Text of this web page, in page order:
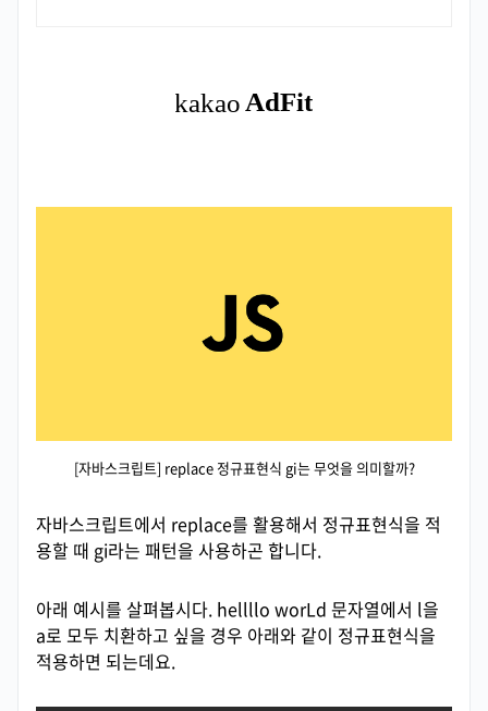
[자바스크립트] replace 정규표현식 gi는 무엇을 의미할까?
자바스크립트에서 replace를 활용해서 정규표현식을 적
용할 때 gi라는 패턴을 사용하곤 합니다.
아래 예시를 살펴봅시다. hellllo worLd 문자열에서 l을
a로 모두 치환하고 싶을 경우 아래와 같이 정규표현식을
적용하면 되는데요.